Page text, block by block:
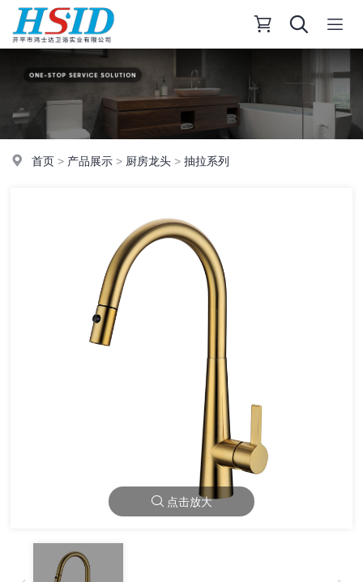
首页 > 产品展示 > 厨房龙头 >抽拉系列
点击放大